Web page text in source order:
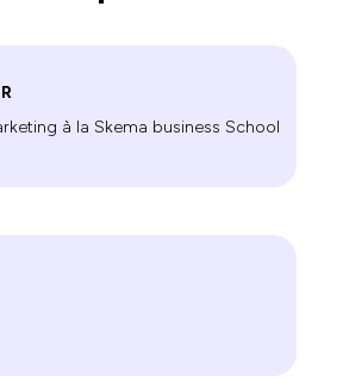
à la Skema business School